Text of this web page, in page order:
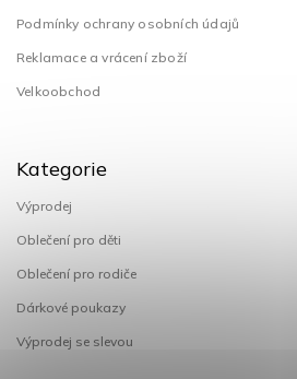
Podmínky ochrany osobních údajů
Reklamace a vrácení zboží
Velkoobchod
Kategorie
Výprodej
Oblečení pro děti
Oblečení pro rodiče
Dárkové poukazy
Výprodej se slevou